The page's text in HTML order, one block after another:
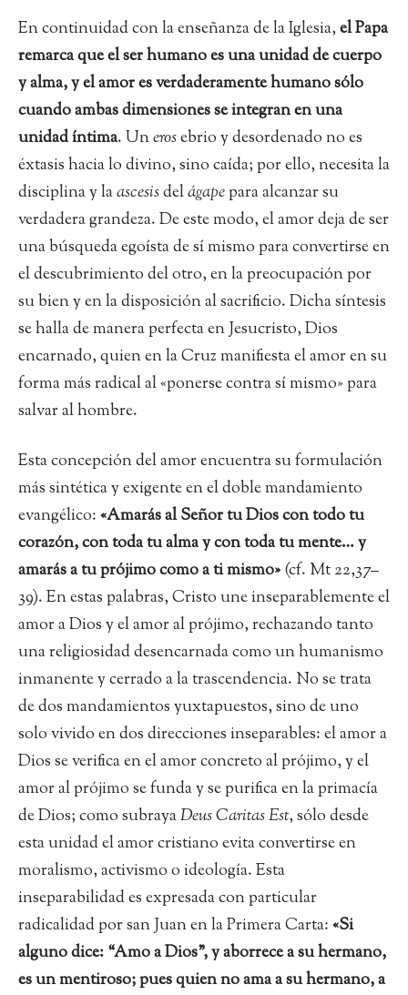
En continuidad con la enseñanza de la Iglesia,el Papa
remarca que el ser humano es una unidad de cuerpo
y alma, y el amor es verdaderamente humano sólo
cuando ambas dimensiones se integran en una
unidad íntima. Unerosebrio y desordenado no es
éxtasis hacia lo divino, sino caída; por ello, necesita la
disciplina y laascesisdelágapepara alcanzar su
verdadera grandeza. De este modo, el amor deja de ser
una búsqueda egoísta de sí mismo para convertirse en
el descubrimiento del otro, en la preocupación por
su bien y en la disposición al sacrificio. Dicha síntesis
se halla de manera perfecta en Jesucristo, Dios
encarnado, quien en la Cruz manifiesta el amor en su
forma más radical al «ponerse contra sí mismo» para
salvar al hombre.
Esta concepción del amor encuentra su formulación
más sintética y exigente en el doble mandamiento
evangélico:«Amarás al Señor tu Dios con todo tu
corazón, con toda tu alma y con toda tu mente… y
amarás a tu prójimo como a ti mismo»(cf. Mt 22,37–
39). En estas palabras, Cristo une inseparablemente el
amor a Dios y el amor al prójimo, rechazando tanto
una religiosidad desencarnada como un humanismo
inmanente y cerrado a la trascendencia. No se trata
de dos mandamientos yuxtapuestos, sino de uno
solo vivido en dos direcciones inseparables: el amor a
Dios se verifica en el amor concreto al prójimo, y el
amor al prójimo se funda y se purifica en la primacía
de Dios; como subrayaDeus Caritas Est, sólo desde
esta unidad el amor cristiano evita convertirse en
moralismo, activismo o ideología. Esta
inseparabilidad es expresada con particular
radicalidad por san Juan en la Primera Carta:«Si
alguno dice: “Amo a Dios”, y aborrece a su hermano,
es un mentiroso; pues quien no ama a su hermano, a